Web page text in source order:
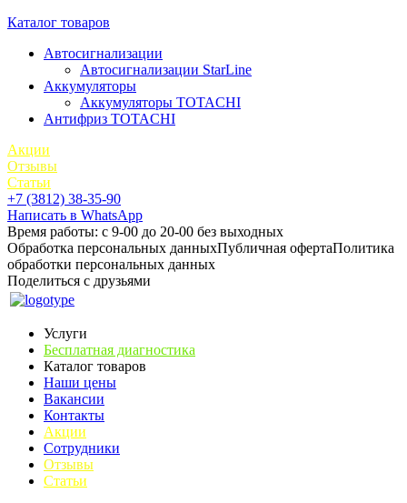
Каталог товаров
Автосигнализации
Автосигнализации StarLine
Аккумуляторы
Аккумуляторы TOTACHI
Антифриз TOTACHI
Акции
Отзывы
Статьи
+7 (3812) 38-35-90
Написать в WhatsApp
Время работы: с 9-00 до 20-00 без выходных
Обработка персональных данныхПубличная офертаПолитика
обработки персональных данных
Поделиться с друзьями
Услуги
Бесплатная диагностика
Каталог товаров
Наши цены
Вакансии
Контакты
Акции
Сотрудники
Отзывы
Статьи